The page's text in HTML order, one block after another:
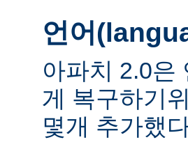
언어
아파치 2.0은
게 복구하기
몇개 추가했